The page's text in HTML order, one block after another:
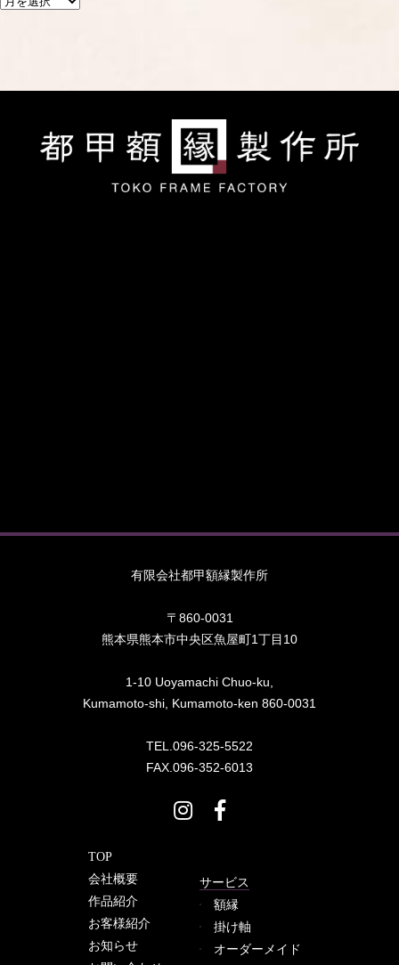
有限会社都甲額縁製作所
〒860-0031
熊本県熊本市中央区魚屋町1丁目10
1-10 Uoyamachi Chuo-ku,
Kumamoto-shi, Kumamoto-ken 860-0031
TEL.096-325-5522
FAX.096-352-6013
TOP
会社概要
作品紹介
お客様紹介
お知らせ
サービス
額縁
掛け軸
オーダーメイド